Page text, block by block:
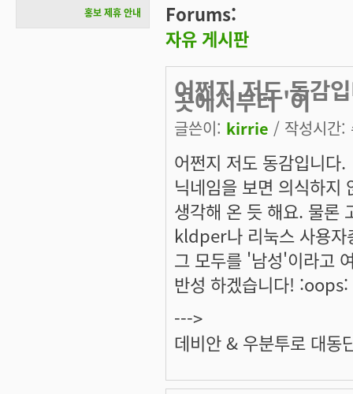
Forums:
자유 게시판
어쩐지 저도 동감
곳에서부터 '이
글쓴이: kirrie / 작성시간
어쩐지 저도 동감입니다.
닉네임을 보면 의식하지
생각해 온 듯 해요. 물론
kldper나 리눅스 사용자
그 모두를 '남성'이라고
반성 하겠습니다! :oops:
--->
데비안 & 우분투로 대동
홍보 제휴 안내